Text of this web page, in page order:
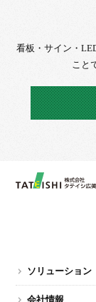
看板・サイン・
こと
ソリューション
会社情報